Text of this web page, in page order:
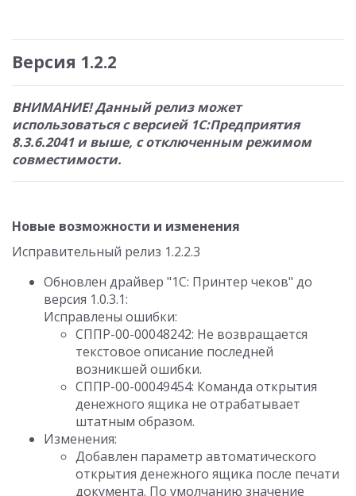
Версия 1.2.2
ВНИМАНИЕ! Данный релиз может
использоваться с версией 1С:Предприятия
8.3.6.2041 и выше, с отключенным режимом
совместимости.
Новые возможности и изменения
Исправительный релиз 1.2.2.3
Обновлен драйвер "1С: Принтер чеков" до
версия 1.0.3.1:
Исправлены ошибки:
СППР-00-00048242: Не возвращается
текстовое описание последней
возникшей ошибки.
СППР-00-00049454: Команда открытия
денежного ящика не отрабатывает
штатным образом.
Изменения:
Добавлен параметр автоматического
открытия денежного ящика после печати
документа. По умолчанию значение